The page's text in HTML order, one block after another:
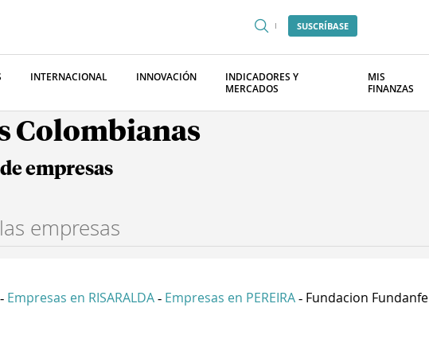
SUSCRÍBASE
INTERNACIONAL INNOVACIÓN
INDICADORES Y
MERCADOS
MIS
FINANZAS
Colombianas
empresas
- Empresas en RISARALDA - Empresas en PEREIRA - Fundacion Fundanfe